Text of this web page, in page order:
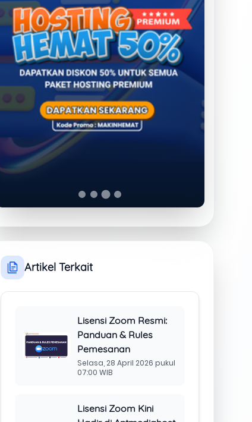
Lisensi Zoom Resmi:
Panduan & Rules
Pemesanan
Selasa, 28 April 2026 pukul
07:00 WIB
Lisensi Zoom Kini
Hadir di Antmediahost,
Selasa, 14 April 2026 pukul
Masa Aktif SSL
Hari
01:00 WIB
cPanel Meluncurkan
Fork Resmi CSF Mulai
18 Februari 2026
Selasa, 20 Januari 2026
Cara Membuat